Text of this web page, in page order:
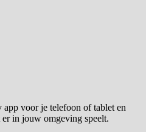
voor je telefoon of tablet en
in jouw omgeving speelt.